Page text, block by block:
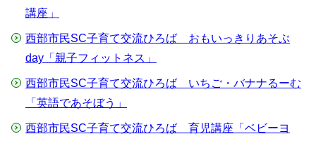
講座」
西部市民SC子育て交流ひろば おもいっきりあそぶ
day「親子フィットネス」
西部市民SC子育て交流ひろば いちご・バナナるーむ
「英語であそぼう」
西部市民SC子育て交流ひろば 育児講座「ベビーヨ